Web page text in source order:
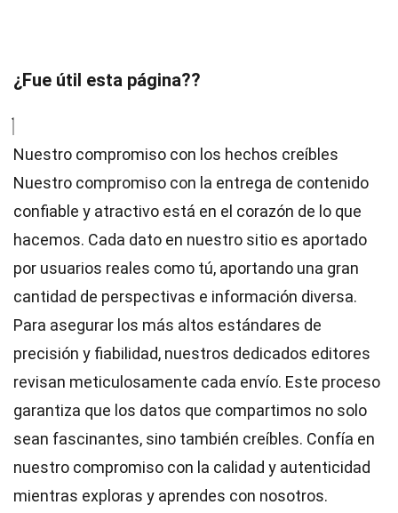
¿Fue útil esta página??
Nuestro compromiso con los hechos creíbles
Nuestro compromiso con la entrega de contenido
confiable y atractivo está en el corazón de lo que
hacemos. Cada dato en nuestro sitio es aportado
por usuarios reales como tú, aportando una gran
cantidad de perspectivas e información diversa.
Para asegurar los más altos estándares de
precisión y fiabilidad, nuestros dedicados editores
revisan meticulosamente cada envío. Este proceso
garantiza que los datos que compartimos no solo
sean fascinantes, sino también creíbles. Confía en
nuestro compromiso con la calidad y autenticidad
mientras exploras y aprendes con nosotros.